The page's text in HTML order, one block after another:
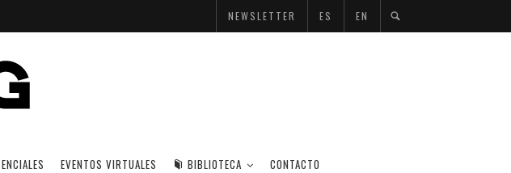
NEWSLETTER ES EN
EVENTOS VIRTUALES BIBLIOTECA CONTACTO
2